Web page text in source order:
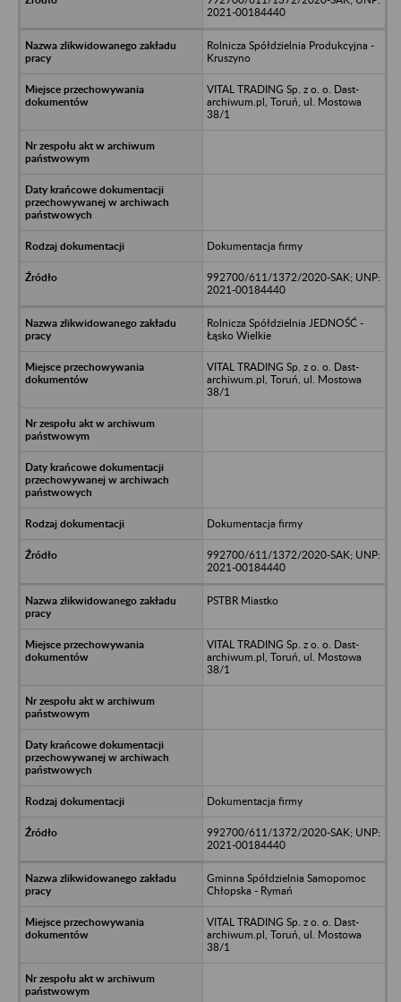
2021-00184440
Rolnicza Spółdzielnia Produkcyjna -
Kruszyno
VITAL TRADING Sp. z o. o. Dast-
archiwum.pl, Toruń, ul. Mostowa
38/1
Dokumentacja firmy
992700/611/1372/2020-SAK; UNP:
2021-00184440
Rolnicza Spółdzielnia JEDNOŚĆ -
Łąsko Wielkie
VITAL TRADING Sp. z o. o. Dast-
archiwum.pl, Toruń, ul. Mostowa
38/1
Dokumentacja firmy
992700/611/1372/2020-SAK; UNP:
2021-00184440
PSTBR Miastko
VITAL TRADING Sp. z o. o. Dast-
archiwum.pl, Toruń, ul. Mostowa
38/1
Dokumentacja firmy
992700/611/1372/2020-SAK; UNP:
2021-00184440
Gminna Spółdzielnia Samopomoc
Chłopska - Rymań
VITAL TRADING Sp. z o. o. Dast-
archiwum.pl, Toruń, ul. Mostowa
38/1